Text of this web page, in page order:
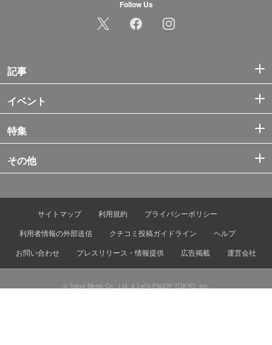
Follow Us
記事
イベント
特集
その他
サイトマップ 利用規約
プライバシーポリシー
利用者情報の外部送信
クチコミ投稿ガイドライン
ヘルプ
お問い合わせ
プレスリリース・情報提供 広告掲載 運営会社
© Tokyo Metro Co., Ltd. & Let’s ENJOY TOKYO, Inc.